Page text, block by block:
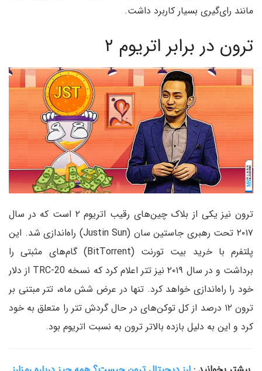
مانند رای‌گیری بسیار کاربرد داشت.
ترون در برابر اتریوم ۲
ترون نیز یکی از بلاک چین‌های رقیب اتریوم ۲ است که در سال
۲۰۱۷ تحت رهبری جاستین سان (Justin Sun) راه‌اندازی شد. این
پلتفرم با خرید بیت تورنت (BitTorrent) گام‌های مثبتی را
برداشت و در سال ۲۰۱۹ نیز تتر اعلام کرد که نسخه TRC-20 از دلار
خود را راه‌اندازی خواهد کرد. تنها در عرض شش ماه، تتر مبتنی بر
ترون ۱۲ درصد از کل توکن‌های در حال گردش تتر را متعلق به خود
کرد و این به دلیل بازده بالاتر ترون به نسبت اتریوم بود.